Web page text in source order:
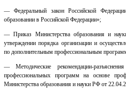
— Федеральный закон Российской
образовании в Российской Федерации»;
— Приказ Министерства образования и
утверждении порядка организации и
по дополнительным профессиональным
— Методические рекомендации-
профессиональных программ на основе
Министерства образования и науки РФ от